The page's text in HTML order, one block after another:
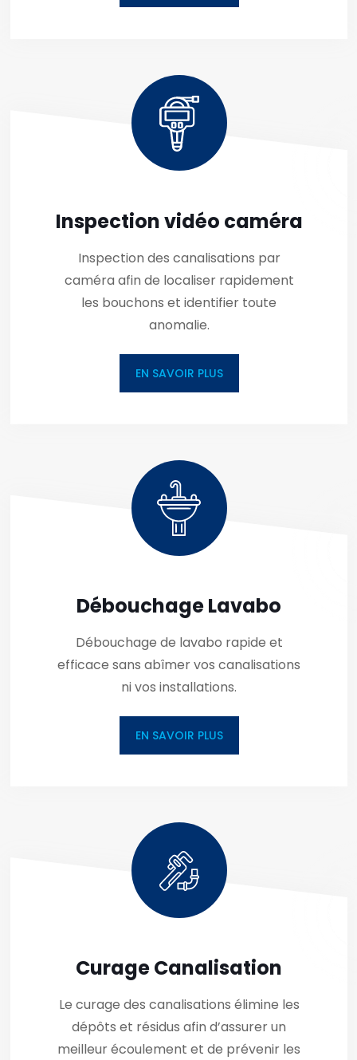
Inspection vidéo caméra
Inspection des canalisations par
caméra afin de localiser rapidement
les bouchons et identifier toute
anomalie.
EN SAVOIR PLUS
Débouchage Lavabo
Débouchage de lavabo rapide et
efficace sans abîmer vos canalisations
ni vos installations.
EN SAVOIR PLUS
Curage Canalisation
Le curage des canalisations élimine les
dépôts et résidus afin d’assurer un
meilleur écoulement et de prévenir les